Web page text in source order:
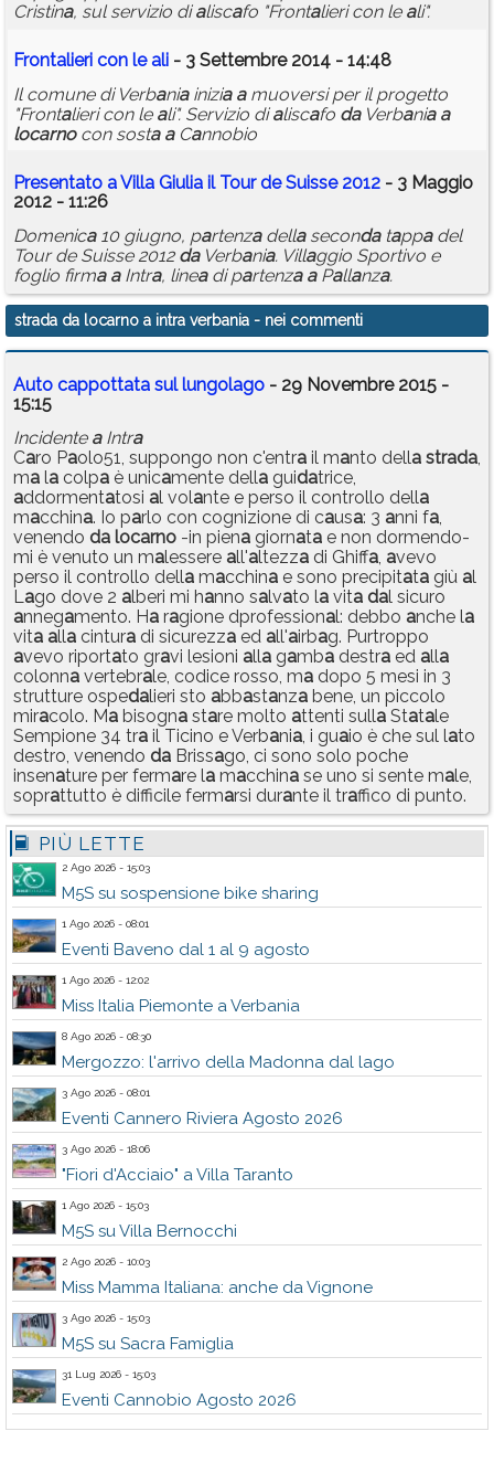
Cristina, sul servizio dialiscafo "Frontalieri con le ali".
Frontalieri con leali - 3 Settembre 2014 - 14:48
Il comune di Verbaniainizia amuoversi per il progetto
"Frontalieri con le ali". Servizio dialiscafo daVerbania a
locarnocon sosta aCannobio
Presentato aVilla Giulia il Tour de Suisse 2012 - 3 Maggio
2012 - 11:26
Domenica10 giugno, partenzadellasecondatappadel
Tour de Suisse 2012 daVerbania. Villaggio Sportivo e
foglio firma aIntra, lineadi partenza aPallanza.
strada da locarno a intra verbania - nei commenti
Auto cappottata sul lungolago - 29 Novembre 2015 -
15:15
Incidente aIntra
Caro Paolo51, suppongo non c'entra il manto della strada,
ma la colpa è unicamente della guidatrice,
addormentatosi al volante e perso il controllo della
macchina. Io parlo con cognizione di causa: 3 anni fa,
venendo da locarno -in piena giornata e non dormendo-
mi è venuto un malessere all'altezza di Ghiffa, avevo
perso il controllo della macchina e sono precipitata giù al
Lago dove 2 alberi mi hanno salvato la vita dal sicuro
annegamento. Ha ragione dprofessional: debbo anche la
vita alla cintura di sicurezza ed all'airbag. Purtroppo
avevo riportato gravi lesioni alla gamba destra ed alla
colonna vertebrale, codice rosso, ma dopo 5 mesi in 3
strutture ospedalieri sto abbastanza bene, un piccolo
miracolo. Ma bisogna stare molto attenti sulla Statale
Sempione 34 tra il Ticino e Verbania, i guaio è che sul lato
destro, venendo da Brissago, ci sono solo poche
insenature per fermare la macchina se uno si sente male,
soprattutto è difficile fermarsi durante il traffico di punto.
PIÙ LETTE
2 Ago 2026 - 15:03
M5S su sospensione bike sharing
1 Ago 2026 - 08:01
Eventi Baveno dal 1 al 9 agosto
1 Ago 2026 - 12:02
Miss Italia Piemonte a Verbania
8 Ago 2026 - 08:30
Mergozzo: l'arrivo della Madonna dal lago
3 Ago 2026 - 08:01
Eventi Cannero Riviera Agosto 2026
3 Ago 2026 - 18:06
"Fiori d'Acciaio" a Villa Taranto
1 Ago 2026 - 15:03
M5S su Villa Bernocchi
2 Ago 2026 - 10:03
Miss Mamma Italiana: anche da Vignone
3 Ago 2026 - 15:03
M5S su Sacra Famiglia
31 Lug 2026 - 15:03
Eventi Cannobio Agosto 2026